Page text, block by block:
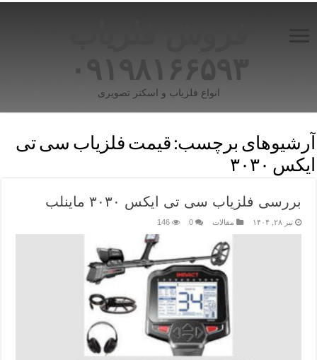
۰۹۱۹۸۱۶۶۵۹۳
انواع فلزیاب و اسکنر تصویری
آرشیوهای برچسب: قیمت فلزیاب سی تی
ایکس ۳۰۳۰
بررسی فلزیاب سی تی ایکس ۳۰۳۰ ماینلب
تیر ۲۸, ۱۴۰۴ مقالات 0
146